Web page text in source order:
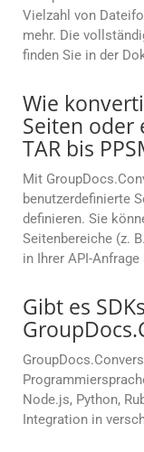
Vielzahl von
mehr. Die
finden Sie in der
Wie
Seiten oder
TAR bis
Mit
benutzerdefinierte
definieren. Sie
Seitenbereiche (z.
in Ihrer API-Anfrage
Gibt es
Node.js, Python,
Integration in